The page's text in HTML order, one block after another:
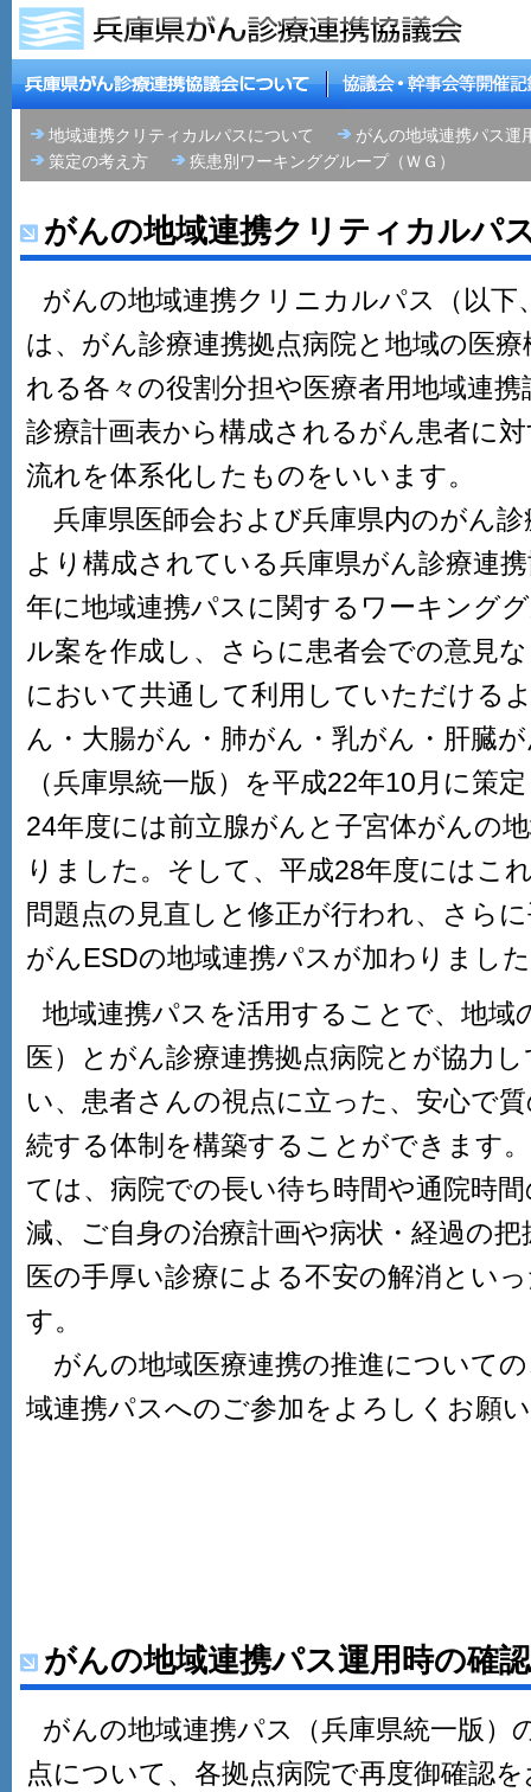
地域連携クリティカルパスについて
がんの地域連携パス運
策定の考え方
疾患別ワーキンググループ（ＷＧ）
がんの地域連携クリティカルパ
がんの地域連携クリニカルパス（以下
は、がん診療連携拠点病院と地域の医
れる各々の役割分担や医療者用地域連
診療計画表から構成されるがん患者に
流れを体系化したものをいいます。
兵庫県医師会および兵庫県内のがん
より構成されている兵庫県がん診療連
年に地域連携パスに関するワーキング
ル案を作成し、さらに患者会での意見
において共通して利用していただける
ん・大腸がん・肺がん・乳がん・肝臓
（兵庫県統一版）を平成22年10月に策
24年度には前立腺がんと子宮体がんの
りました。そして、平成28年度にはこ
問題点の見直しと修正が行われ、さら
がんESDの地域連携パスが加わりまし
地域連携パスを活用することで、地域
医）とがん診療連携拠点病院とが協力
い、患者さんの視点に立った、安心で
続する体制を構築することができます
ては、病院での長い待ち時間や通院時
減、ご自身の治療計画や病状・経過の
医の手厚い診療による不安の解消とい
す。
がんの地域医療連携の推進について
域連携パスへのご参加をよろしくお願
がんの地域連携パス運用時の確
がんの地域連携パス（兵庫県統一版）
点について、各拠点病院で再度御確認